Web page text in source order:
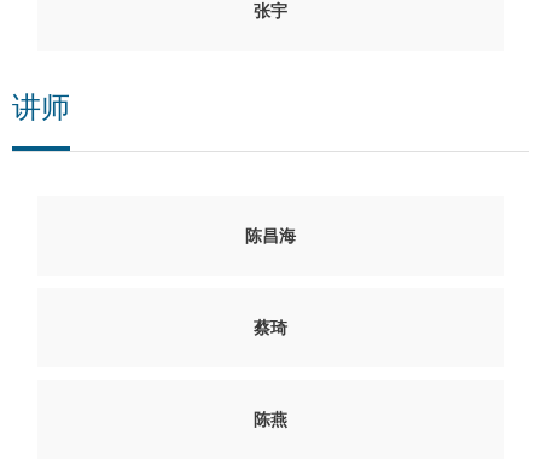
张宇
讲师
陈昌海
蔡琦
陈燕